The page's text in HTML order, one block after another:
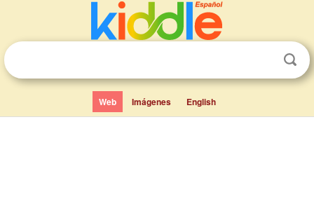
Web Imágenes English